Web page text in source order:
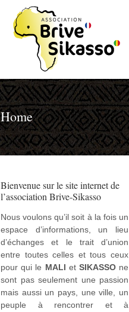
Home
Bienvenue sur le site internet de
l’association Brive-Sikasso
Nous voulons qu’il soit à la fois un
espace d’informations, un lieu
d’échanges et le trait d’union
entre toutes celles et tous ceux
pour qui le MALI et SIKASSOne
sont pas seulement une passion
mais aussi un pays, une ville, un
peuple à rencontrer et à